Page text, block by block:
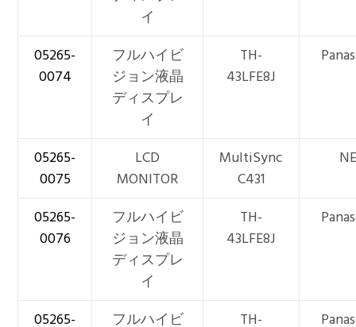
イ
05265-
0074
フルハイビ
ジョン液晶
ディスプレ
イ
TH-
43LFE8J
05265-
0075
LCD
MONITOR
MultiSync
C431
05265-
0076
フルハイビ
ジョン液晶
ディスプレ
イ
TH-
43LFE8J
05265-
フルハイビ
TH-